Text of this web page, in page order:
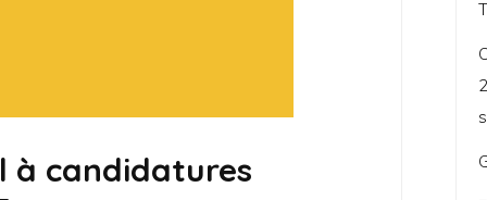
à candidatures